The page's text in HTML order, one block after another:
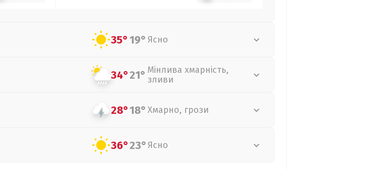
35°19° Ясно
34°21° Мінлива хмарність,
зливи
28°18° Хмарно, грози
36°23° Ясно